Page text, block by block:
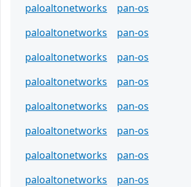
paloaltonetworks
pan-os
paloaltonetworks
pan-os
paloaltonetworks
pan-os
paloaltonetworks
pan-os
paloaltonetworks
pan-os
paloaltonetworks
pan-os
paloaltonetworks
pan-os
paloaltonetworks
pan-os